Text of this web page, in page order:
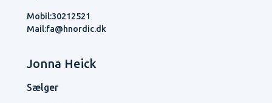
Mobil:30212521
Mail:fa@hnordic.dk
Jonna Heick
Sælger